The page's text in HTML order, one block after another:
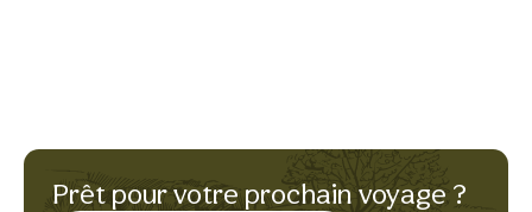
Prêt pour votre prochain voyage ?